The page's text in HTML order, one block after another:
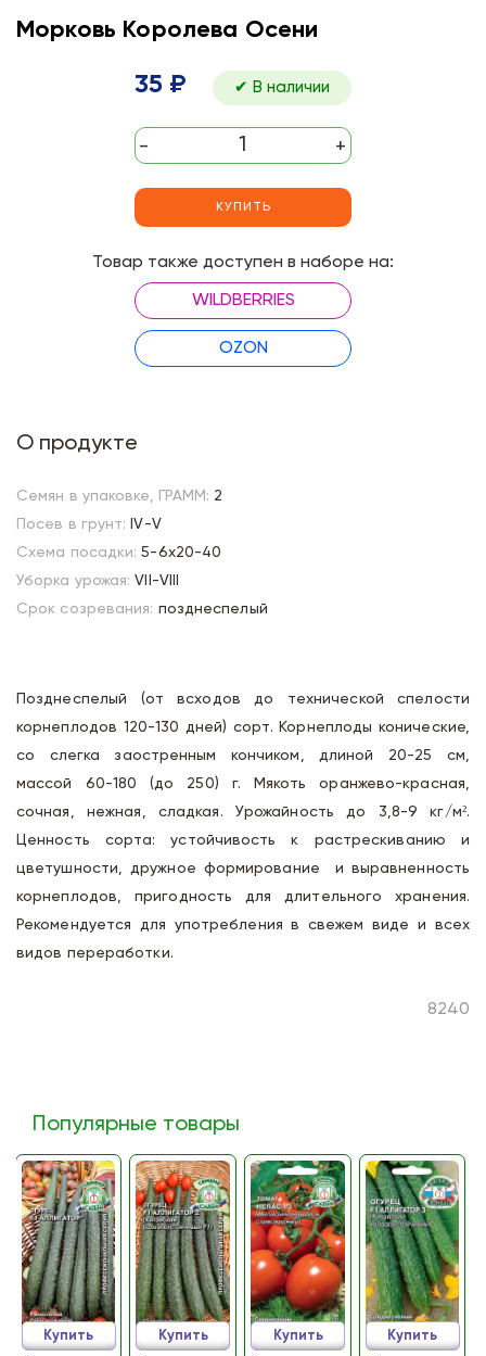
Морковь Королева Осени
35 ₽ ✔ В наличии
- +
КУПИТЬ
Товар также доступен в наборе на:
WILDBERRIES
OZON
О продукте
Семян в упаковке, ГРАММ: 2
Посев в грунт: IV-V
Схема посадки: 5-6х20-40
Уборка урожая: VII-VIII
Срок созревания: позднеспелый
Позднеспелый (от всходов до технической спелости
корнеплодов 120-130 дней) сорт. Корнеплоды конические,
со слегка заостренным кончиком, длиной 20-25 см,
массой 60-180 (до 250) г. Мякоть оранжево-красная,
сочная, нежная, сладкая. Урожайность до 3,8-9 кг/м².
Ценность сорта: устойчивость к растрескиванию и
цветушности, дружное формирование и выравненность
корнеплодов, пригодность для длительного хранения.
Рекомендуется для употребления в свежем виде и всех
видов переработки.
8240
Популярные товары
Купить Купить Купить Купить